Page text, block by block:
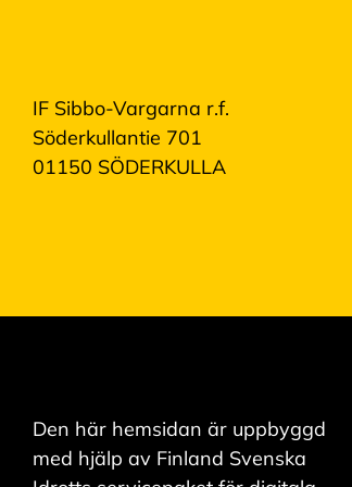
IF Sibbo-Vargarna r.f.
Söderkullantie 701
01150 SÖDERKULLA
Den här hemsidan är uppbyggd
med hjälp av Finland Svenska